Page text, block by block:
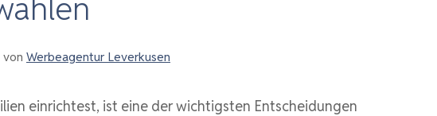
Werbeagentur Leverkusen
einrichtest, ist eine der wichtigsten Entscheidungen